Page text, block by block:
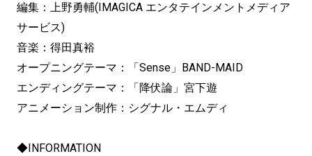
編集：上野勇輔(IMAGICA エンタテインメントメディア
サービス)
音楽：得田真裕
オープニングテーマ：「Sense」BAND-MAID
エンディングテーマ：「降伏論」宮下遊
アニメーション制作：シグナル・エムディ
◆INFORMATION